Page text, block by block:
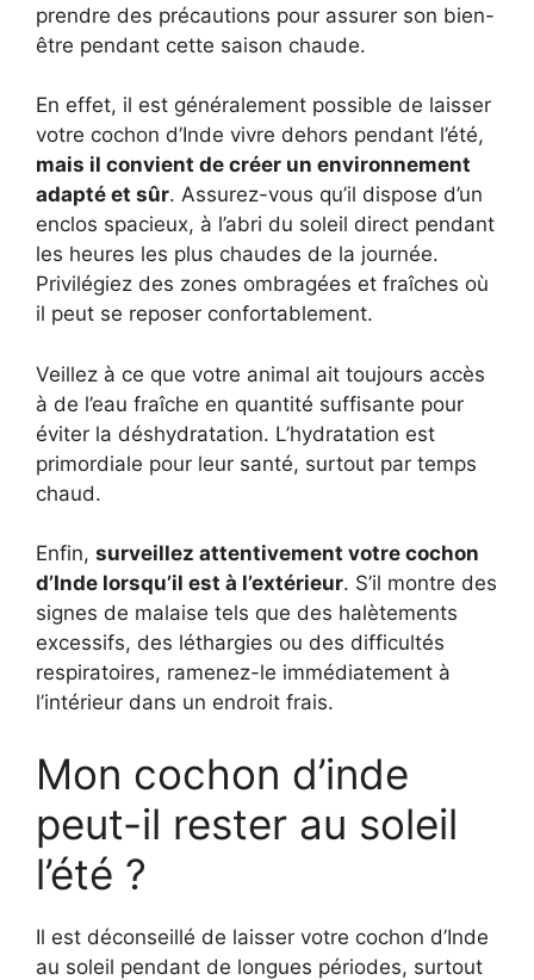
prendre des précautions pour assurer son bien-
être pendant cette saison chaude.
En effet, il est généralement possible de laisser
votre cochon d’Inde vivre dehors pendant l’été,
mais il convient de créer un environnement
adapté et sûr. Assurez-vous qu’il dispose d’un
enclos spacieux, à l’abri du soleil direct pendant
les heures les plus chaudes de la journée.
Privilégiez des zones ombragées et fraîches où
il peut se reposer confortablement.
Veillez à ce que votre animal ait toujours accès
à de l’eau fraîche en quantité suffisante pour
éviter la déshydratation. L’hydratation est
primordiale pour leur santé, surtout par temps
chaud.
Enfin, surveillez attentivement votre cochon
d’Inde lorsqu’il est à l’extérieur. S’il montre des
signes de malaise tels que des halètements
excessifs, des léthargies ou des difficultés
respiratoires, ramenez-le immédiatement à
l’intérieur dans un endroit frais.
Mon cochon d’inde
peut-il rester au soleil
l’été ?
Il est déconseillé de laisser votre cochon d’Inde
au soleil pendant de longues périodes, surtout